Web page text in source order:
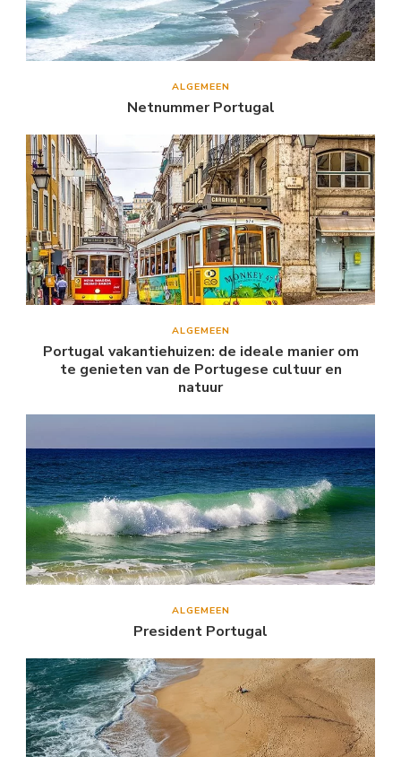
ALGEMEEN
Netnummer Portugal
ALGEMEEN
Portugal vakantiehuizen: de ideale manier om
te genieten van de Portugese cultuur en
natuur
ALGEMEEN
President Portugal